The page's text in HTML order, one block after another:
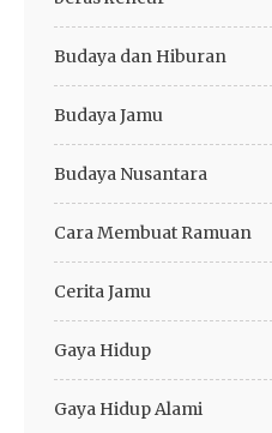
Budaya dan Hiburan
Budaya Jamu
Budaya Nusantara
Cara Membuat Ramuan
Cerita Jamu
Gaya Hidup
Gaya Hidup Alami